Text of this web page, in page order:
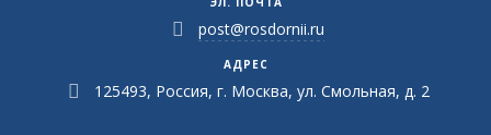
post@rosdornii.ru
АДРЕС
125493, Россия, г. Москва, ул. Смольная, д. 2